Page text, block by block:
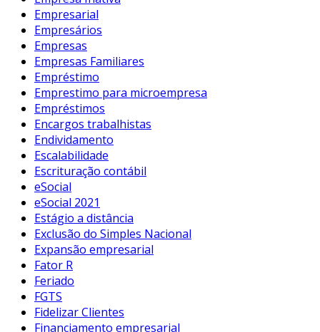
Empresarial
Empresários
Empresas
Empresas Familiares
Empréstimo
Emprestimo para microempresa
Empréstimos
Encargos trabalhistas
Endividamento
Escalabilidade
Escrituração contábil
eSocial
eSocial 2021
Estágio a distância
Exclusão do Simples Nacional
Expansão empresarial
Fator R
Feriado
FGTS
Fidelizar Clientes
Financiamento empresarial